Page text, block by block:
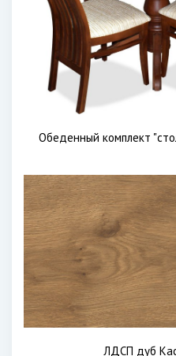
Обеденный комплект
ЛДСП дуб